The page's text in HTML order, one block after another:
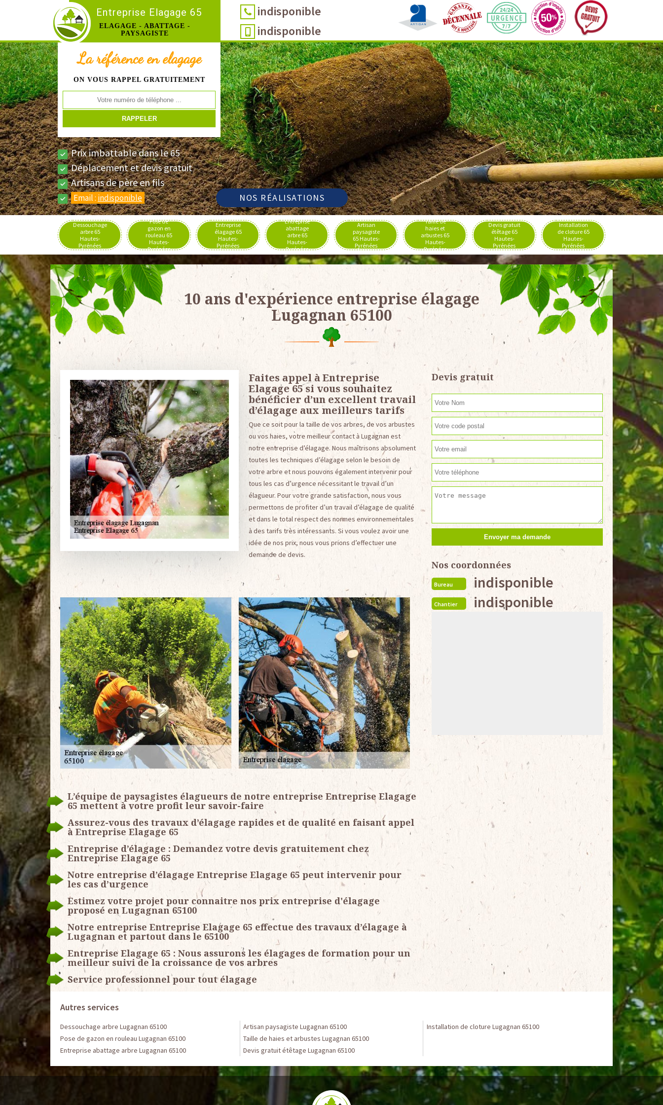
Entreprise Elagage 65
ELAGAGE - ABATTAGE -
PAYSAGISTE
indisponible
indisponible
La référence en elagage
ON VOUS RAPPEL GRATUITEMENT
Prix imbattable dans le 65
Déplacement et devis gratuit
Artisans de père en fils
Email : indisponible NOS RÉALISATIONS
Dessouchage
arbre 65
Hautes-
Pyrénées
Pose de
gazon en
rouleau 65
Hautes-
Pyrénées
Entreprise
élagage 65
Hautes-
Pyrénées
Entreprise
abattage
arbre 65
Hautes-
Pyrénées
Artisan
paysagiste
65 Hautes-
Pyrénées
Taille de
haies et
arbustes 65
Hautes-
Pyrénées
Devis gratuit
étêtage 65
Hautes-
Pyrénées
Installation
de cloture 65
Hautes-
Pyrénées
10 ans d'expérience entreprise élagage
Lugagnan 65100
Faites appel à Entreprise
Elagage 65 si vous souhaitez
bénéficier d’un excellent travail
d’élagage aux meilleurs tarifs
Que ce soit pour la taille de vos arbres, de vos arbustes
ou vos haies, votre meilleur contact à Lugagnan est
notre entreprise d’élagage. Nous maîtrisons absolument
toutes les techniques d’élagage selon le besoin de
votre arbre et nous pouvons également intervenir pour
tous les cas d’urgence nécessitant le travail d’un
élagueur. Pour votre grande satisfaction, nous vous
permettons de profiter d’un travail d’élagage de qualité
et dans le total respect des normes environnementales
à des tarifs très intéressants. Si vous voulez avoir une
idée de nos prix, nous vous prions d’effectuer une
demande de devis.
L’équipe de paysagistes élagueurs de notre entreprise Entreprise Elagage
65 mettent à votre profit leur savoir-faire
Assurez-vous des travaux d’élagage rapides et de qualité en faisant appel
à Entreprise Elagage 65
Entreprise d’élagage : Demandez votre devis gratuitement chez
Entreprise Elagage 65
Notre entreprise d’élagage Entreprise Elagage 65 peut intervenir pour
les cas d’urgence
Estimez votre projet pour connaitre nos prix entreprise d'élagage
proposé en Lugagnan 65100
Notre entreprise Entreprise Elagage 65 effectue des travaux d’élagage à
Lugagnan et partout dans le 65100
Entreprise Elagage 65 : Nous assurons les élagages de formation pour un
meilleur suivi de la croissance de vos arbres
Service professionnel pour tout élagage
Devis gratuit
Nos coordonnées
Bureau indisponible
Chantier indisponible
Autres services
Dessouchage arbre Lugagnan 65100
Pose de gazon en rouleau Lugagnan 65100
Entreprise abattage arbre Lugagnan 65100
Artisan paysagiste Lugagnan 65100
Taille de haies et arbustes Lugagnan 65100
Devis gratuit étêtage Lugagnan 65100
Installation de cloture Lugagnan 65100